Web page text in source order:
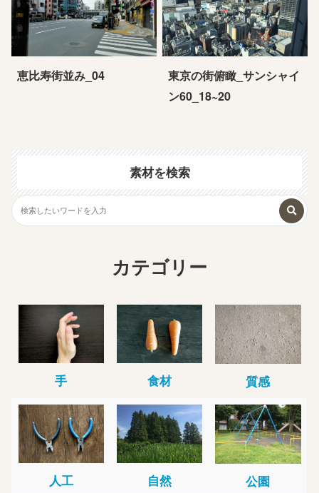
恵比寿街並み_04
東京の街俯瞰_サンシャイ
ン60_18~20
素材を検索
カテゴリー
手 食材 質感
人工 自然 公園